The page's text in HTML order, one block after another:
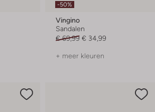
-50%
Vingino
Sandalen
€ 69,99 € 34,99
+ meer kleuren